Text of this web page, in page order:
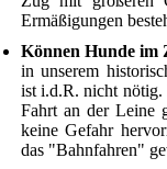
Ermäßigungen
Können Hunde im
in unserem
ist i.d.R. nicht nötig.
Fahrt an der Leine
keine Gefahr
das "Bahnfahren"